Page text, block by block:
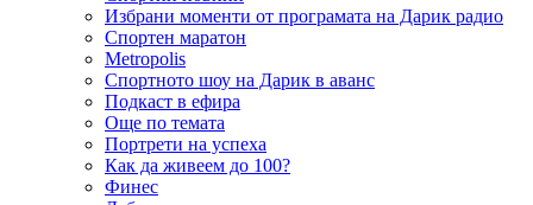
Избрани моменти от програмата на Дарик радио
Спортен маратон
Metropolis
Спортното шоу на Дарик в аванс
Подкаст в ефира
Още по темата
Портрети на успеха
Как да живеем до 100?
Финес